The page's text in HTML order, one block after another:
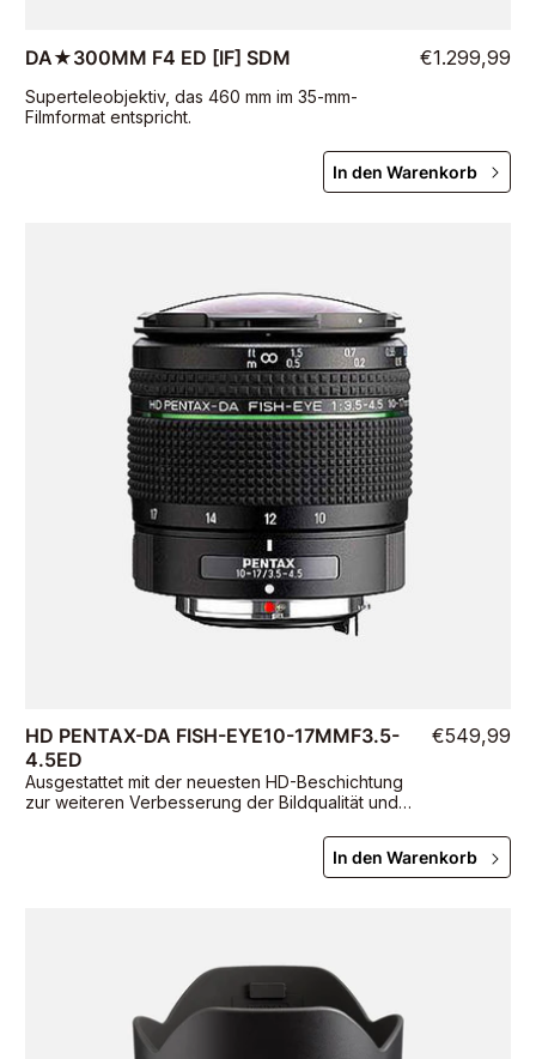
DA★300MM F4 ED [IF] SDM
Superteleobjektiv, das 460 mm im 35-mm-
Filmformat entspricht.
€1.299,99
In den Warenkorb
HD PENTAX-DA FISH-EYE10-17MMF3.5-
4.5ED
Ausgestattet mit der neuesten HD-Beschichtung
zur weiteren Verbesserung der Bildqualität und
€549,99
In den Warenkorb